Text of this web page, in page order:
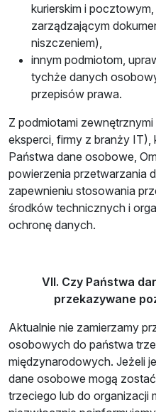
kurierskim i
zarządzającym
niszczeniem),
innym podmiotom,
tychże danych
przepisów prawa.
Z podmiotami
eksperci, firmy z branży IT),
Państwa dane osobowe,
powierzenia przetwarzania
zapewnieniu stosowania
środków technicznych i
ochronę danych.
VII. Czy Państwa
przekazywane
Aktualnie nie zamierzamy
osobowych do państwa
międzynarodowych. Jeżeli
dane osobowe mogą
trzeciego lub do organizacji